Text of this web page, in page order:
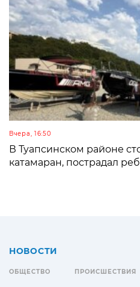
Вчера, 16:50
В Туапсинском районе
катамаран, пострадал
НОВОСТИ
ОБЩЕСТВО ПРОИСШЕСТВИЯ